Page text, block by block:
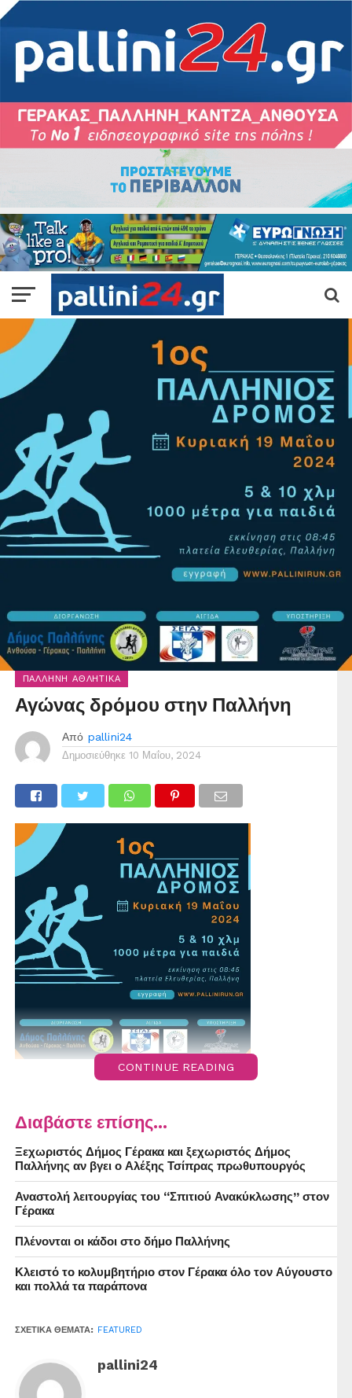
ΠΑΛΛΉΝΗ ΑΘΛΗΤΙΚΆ
Αγώνας δρόμου στην Παλλήνη
Από pallini24
Δημοσιεύθηκε 10 Μαΐου, 2024
CONTINUE READING
Διαβάστε επίσης...
Ξεχωριστός Δήμος Γέρακα και ξεχωριστός Δήμος
Παλλήνης αν βγει ο Αλέξης Τσίπρας πρωθυπουργός
Αναστολή λειτουργίας του “Σπιτιού Ανακύκλωσης” στον
Γέρακα
Πλένονται οι κάδοι στο δήμο Παλλήνης
Κλειστό το κολυμβητήριο στον Γέρακα όλο τον Αύγουστο
και πολλά τα παράπονα
ΣΧΕΤΙΚΆ ΘΈΜΑΤΑ: FEATURED
pallini24